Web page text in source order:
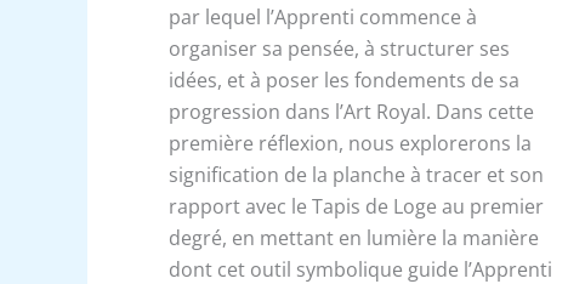
par lequel l’Apprenti commence à
organiser sa pensée, à structurer ses
idées, et à poser les fondements de sa
progression dans l’Art Royal. Dans cette
première réflexion, nous explorerons la
signification de la planche à tracer et son
rapport avec le Tapis de Loge au premier
degré, en mettant en lumière la manière
dont cet outil symbolique guide l’Apprenti